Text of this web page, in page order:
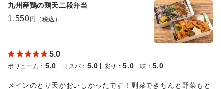
九州産鶏の鶏天二段弁当
1,550 円（税込）
5.0
ボリューム ： 5.0 コスパ ： 5.0 彩り ：5.0 味 ： 5.0
メインのとり天がおいしかったです！副菜できちんと野菜もと